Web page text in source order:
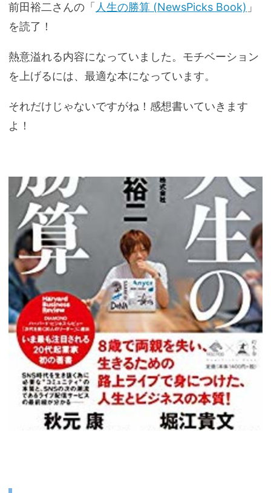
前田裕二さんの「 人生の勝算 (NewsPicks Book) 」
を読了！
熱意溢れる内容になっていました。モチベーション
を上げるには、最適な本になっています。
それだけじゃないですがね！感想書いていきます
よ！